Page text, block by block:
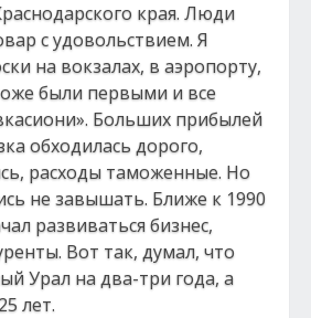
края. Люди
с удовольствием. Я
на вокзалах, в аэропорту,
были первыми и все
Больших прибылей
обходилась дорого,
расходы таможенные. Но
не завышать. Ближе к 1990
развиваться бизнес,
Вот так, думал, что
Урал на два-три года, а
лет.